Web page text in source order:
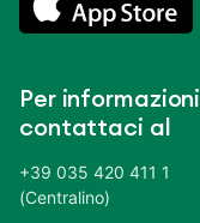
Per informazioni
contattaci al
+39 035 420 411 1
(Centralino)